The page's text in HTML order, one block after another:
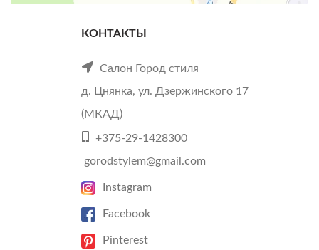
КОНТАКТЫ
Салон Город стиля
д. Цнянка, ул. Дзержинского 17
(МКАД)
+375-29-1428300
gorodstylem@gmail.com
Instagram
Facebook
Pinterest